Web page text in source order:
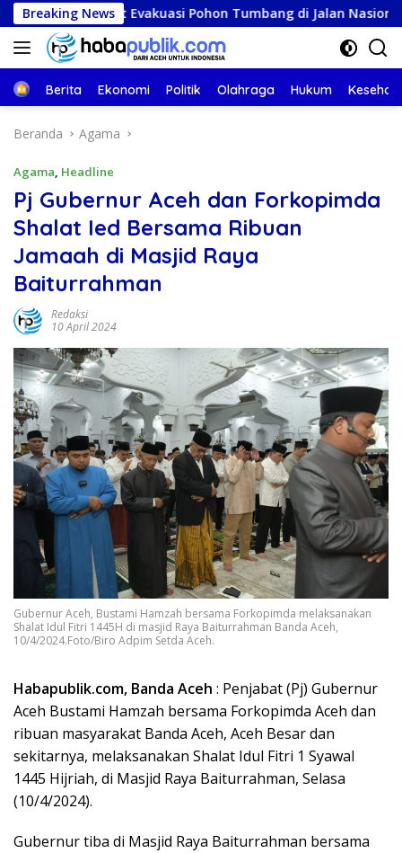
Langsung
ke
konten
Breaking News
Evakuasi Pohon Tumbang di Jalan Nasional
Beranda
Berita Ekonomi Politik Olahraga Hukum
Beranda Agama
Agama, Headline
Pj Gubernur Aceh dan Forkopimda
Shalat Ied Bersama Ribuan
Jamaah di Masjid Raya
Baiturrahman
Redaksi
10 April 2024
Gubernur Aceh, Bustami Hamzah bersama Forkopimda melaksanakan
Shalat Idul Fitri 1445H di masjid Raya Baiturrahman Banda Aceh,
10/4/2024.Foto/Biro Adpim Setda Aceh.
Habapublik.com, Banda Aceh : Penjabat (Pj) Gubernur
Aceh Bustami Hamzah bersama Forkopimda Aceh dan
ribuan masyarakat Banda Aceh, Aceh Besar dan
sekitarnya, melaksanakan Shalat Idul Fitri 1 Syawal
1445 Hijriah, di Masjid Raya Baiturrahman, Selasa
(10/4/2024).
Gubernur tiba di Masjid Raya Baiturrahman bersama